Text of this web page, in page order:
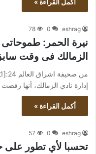
أكمل القراءة »
eshrag
0
78
نيرة الحمر:
الزمالك فى وقت
إدارة نادي الزمالك، أنها
أكمل القراءة »
eshrag
0
57
تحسبا لأي تطور على